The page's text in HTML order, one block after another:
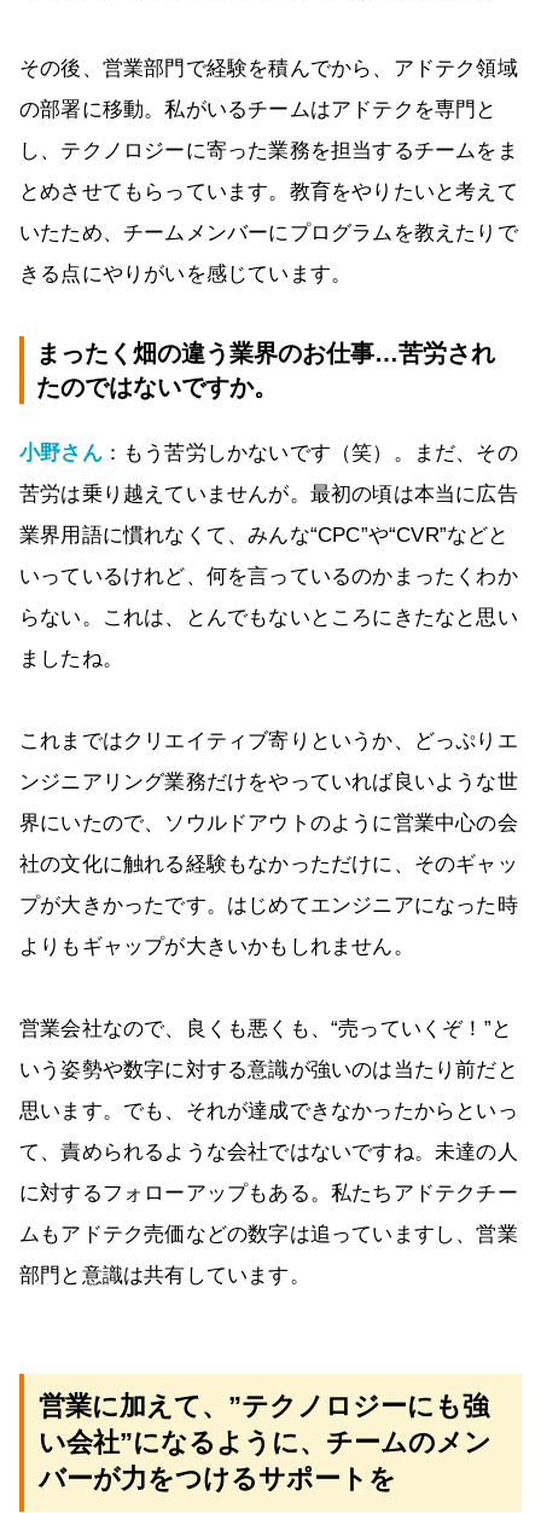
その後、営業部門で経験を積んでから、アドテク領域
の部署に移動。私がいるチームはアドテクを専門と
し、テクノロジーに寄った業務を担当するチームをま
とめさせてもらっています。教育をやりたいと考えて
いたため、チームメンバーにプログラムを教えたりで
きる点にやりがいを感じています。
まったく畑の違う業界のお仕事…苦労され
たのではないですか。
小野さん：もう苦労しかないです（笑）。まだ、その
苦労は乗り越えていませんが。最初の頃は本当に広告
業界用語に慣れなくて、みんな“CPC”や“CVR”などと
いっているけれど、何を言っているのかまったくわか
らない。これは、とんでもないところにきたなと思い
ましたね。
これまではクリエイティブ寄りというか、どっぷりエ
ンジニアリング業務だけをやっていれば良いような世
界にいたので、ソウルドアウトのように営業中心の会
社の文化に触れる経験もなかっただけに、そのギャッ
プが大きかったです。はじめてエンジニアになった時
よりもギャップが大きいかもしれません。
営業会社なので、良くも悪くも、“売っていくぞ！”と
いう姿勢や数字に対する意識が強いのは当たり前だと
思います。でも、それが達成できなかったからといっ
て、責められるような会社ではないですね。未達の人
に対するフォローアップもある。私たちアドテクチー
ムもアドテク売価などの数字は追っていますし、営業
部門と意識は共有しています。
営業に加えて、”テクノロジーにも強
い会社”になるように、チームのメン
バーが力をつけるサポートを